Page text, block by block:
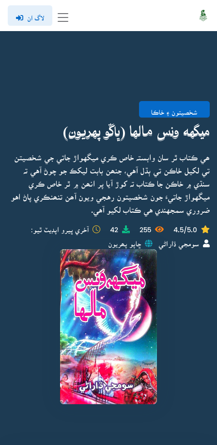
لاگ ان
شخصيتون ۽ خاڪا
ميگهه ونس مالها (ڀاڱو پهريون)
ھي ڪتاب ٿر سان وابستہ خاص ڪري ميگهواڙ جاتي جي شخصيتن
تي لکيل خاڪن تي ٻڌل آهي، جنھن بابت ليکڪ جو چوڻ آهي تہ
سنڌي ۾ خاڪن جا ڪتاب تہ کوڙ آيا پر انھن ۾ ٿر خاص ڪري
ميگهواڙ جاتيءَ جون شخصيتون رهجي ويون آھن تنھنڪري پاڻ اهو
ضروري سمجهندي هي ڪتاب لکيو آهي.
4.5/5.0
255
42 آخري ڀيرو اپڊيٽ ٿيو:
سومجي ڌاراڻي ڇاپو پھريون